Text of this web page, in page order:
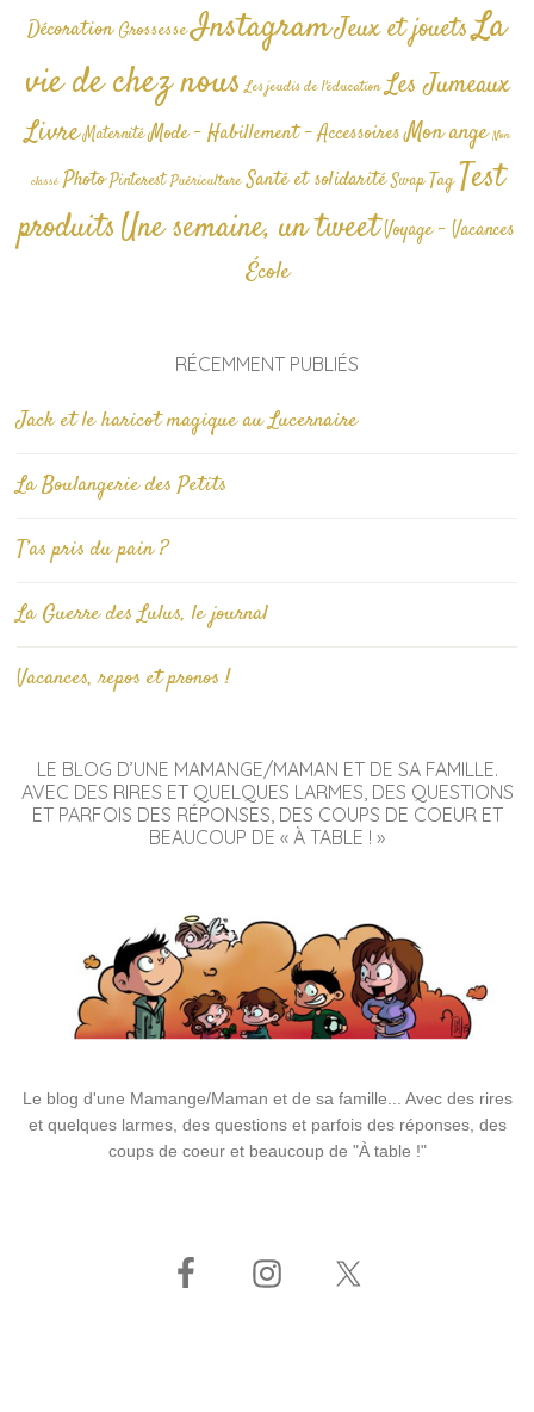
Décoration GrossesseInstagramJeux et jouetsLa
vie de chez nous Les jeudis de l'éducation Les Jumeaux
Livre Maternité Mode - Habillement - AccessoiresMon ange Non
classé Photo Pinterest Puériculture Santé et solidarité Swap TagTest
produitsUne semaine, un tweetVoyage - Vacances
École
RÉCEMMENT PUBLIÉS
Jack et le haricot magique au Lucernaire
La Boulangerie des Petits
T’as pris du pain ?
La Guerre des Lulus, le journal
Vacances, repos et pronos !
LE BLOG D’UNE MAMANGE/MAMAN ET DE SA FAMILLE.
AVEC DES RIRES ET QUELQUES LARMES, DES QUESTIONS
ET PARFOIS DES RÉPONSES, DES COUPS DE COEUR ET
BEAUCOUP DE « À TABLE ! »
Le blog d'une Mamange/Maman et de sa famille... Avec des rires
et quelques larmes, des questions et parfois des réponses, des
coups de coeur et beaucoup de "À table !"